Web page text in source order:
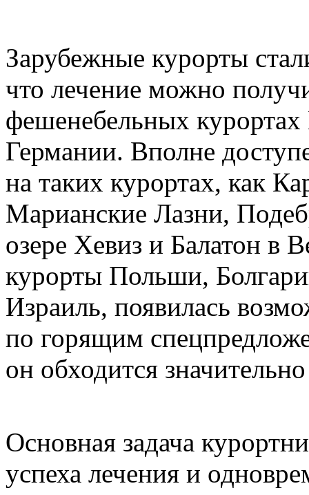
Зарубежные курорты
что лечение можно
фешенебельных
Германии. Вполне
на таких курортах, как
Марианские Лазни,
озере Хевиз и Балатон в
курорты Польши,
Израиль, появилась
по горящим
он обходится
Основная задача
успеха лечения и